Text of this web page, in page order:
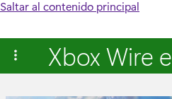
Saltar al contenido principal
Xbox Wire